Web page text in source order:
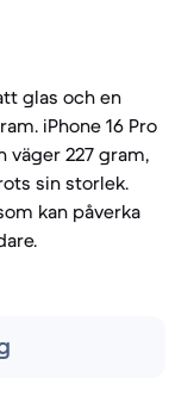
glas och en
iPhone 16 Pro
väger 227 gram,
sin storlek.
kan påverka